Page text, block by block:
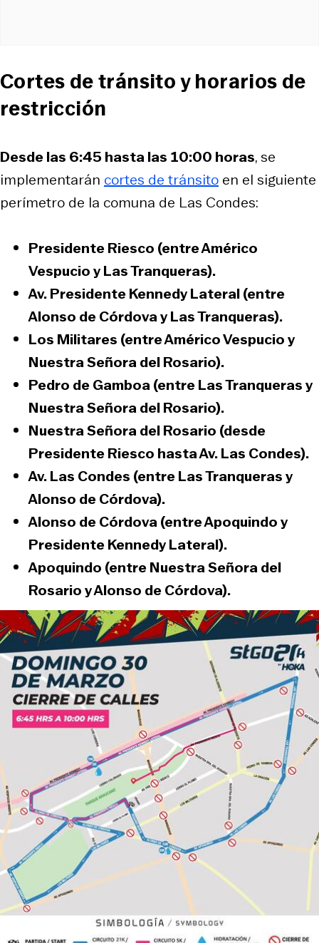
Cortes de tránsito y horarios de
restricción
Desde las 6:45 hasta las 10:00 horas, se
implementarán cortes de tránsito en el siguiente
perímetro de la comuna de Las Condes:
Presidente Riesco (entre Américo
Vespucio y Las Tranqueras).
Av. Presidente Kennedy Lateral (entre
Alonso de Córdova y Las Tranqueras).
Los Militares (entre Américo Vespucio y
Nuestra Señora del Rosario).
Pedro de Gamboa (entre Las Tranqueras y
Nuestra Señora del Rosario).
Nuestra Señora del Rosario (desde
Presidente Riesco hasta Av. Las Condes).
Av. Las Condes (entre Las Tranqueras y
Alonso de Córdova).
Alonso de Córdova (entre Apoquindo y
Presidente Kennedy Lateral).
Apoquindo (entre Nuestra Señora del
Rosario y Alonso de Córdova).